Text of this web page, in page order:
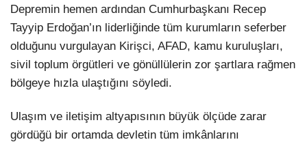
Depremin hemen ardından Cumhurbaşkanı Recep
Tayyip Erdoğan’ın liderliğinde tüm kurumların seferber
olduğunu vurgulayan Kirişci, AFAD, kamu kuruluşları,
sivil toplum örgütleri ve gönüllülerin zor şartlara rağmen
bölgeye hızla ulaştığını söyledi.
Ulaşım ve iletişim altyapısının büyük ölçüde zarar
gördüğü bir ortamda devletin tüm imkânlarını